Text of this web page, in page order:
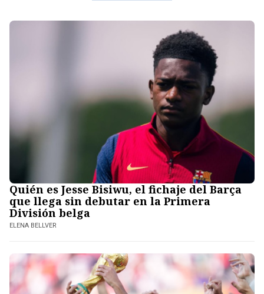
Quién es Jesse Bisiwu, el fichaje del Barça
que llega sin debutar en la Primera
División belga
ELENA BELLVER